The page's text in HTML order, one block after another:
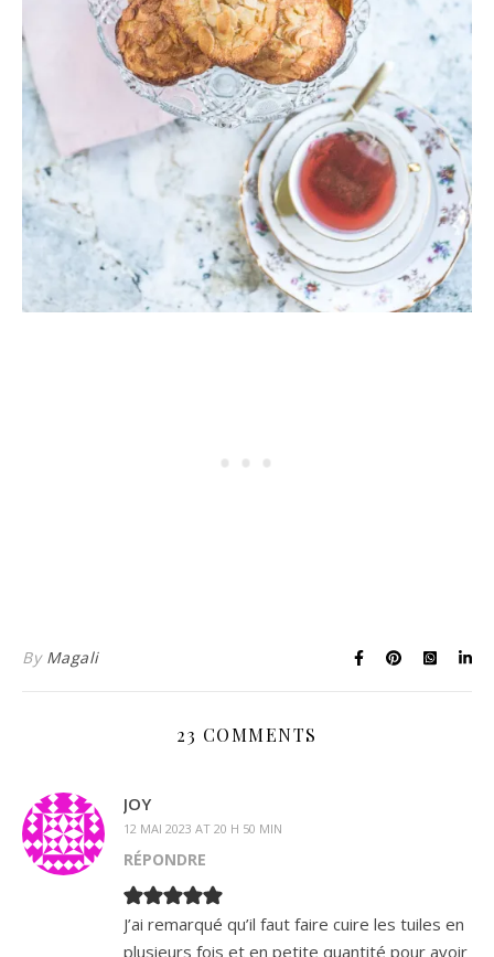
By Magali
23 COMMENTS
JOY
12 MAI 2023 AT 20 H 50 MIN
RÉPONDRE
J’ai remarqué qu’il faut faire cuire les tuiles en
plusieurs fois et en petite quantité pour avoir